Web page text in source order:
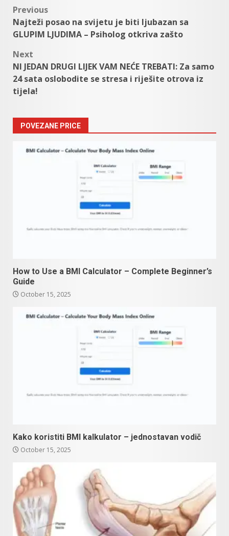
Post
navigation
Previous
Najteži posao na svijetu je biti ljubazan sa
GLUPIM LJUDIMA – Psiholog otkriva zašto
Next
NI JEDAN DRUGI LIJEK VAM NEĆE TREBATI: Za samo
24 sata oslobodite se stresa i riješite otrova iz
tijela!
POVEZANE PRICE
How to Use a BMI Calculator – Complete Beginner’s
Guide
October 15, 2025
Kako koristiti BMI kalkulator – jednostavan vodič
October 15, 2025